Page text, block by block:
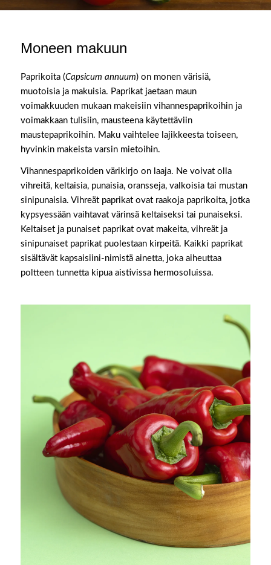
Moneen makuun
Paprikoita (Capsicum annuum) on monen värisiä,
muotoisia ja makuisia. Paprikat jaetaan maun
voimakkuuden mukaan makeisiin vihannespaprikoihin ja
voimakkaan tulisiin, mausteena käytettäviin
maustepaprikoihin. Maku vaihtelee lajikkeesta toiseen,
hyvinkin makeista varsin mietoihin.
Vihannespaprikoiden värikirjo on laaja. Ne voivat olla
vihreitä, keltaisia, punaisia, oransseja, valkoisia tai mustan
sinipunaisia. Vihreät paprikat ovat raakoja paprikoita, jotka
kypsyessään vaihtavat värinsä keltaiseksi tai punaiseksi.
Keltaiset ja punaiset paprikat ovat makeita, vihreät ja
sinipunaiset paprikat puolestaan kirpeitä. Kaikki paprikat
sisältävät kapsaisiini-nimistä ainetta, joka aiheuttaa
poltteen tunnetta kipua aistivissa hermosoluissa.